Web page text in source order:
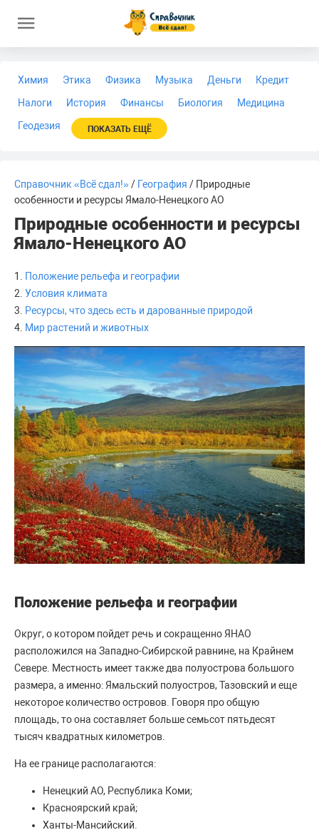
Химия Этика Физика Музыка Деньги
Кредит
Налоги
История Финансы Биология
Медицина
Геодезия
ПОКАЗАТЬ ЕЩЁ
Справочник «Всё сдал!»/ География / Природные
особенности и ресурсы Ямало-Ненецкого АО
Природные особенности и ресурсы
Ямало-Ненецкого АО
1.
Положение рельефа и географии
2. Условия климата
3.
Ресурсы, что здесь есть и дарованные природой
4. Мир растений и животных
Положение рельефа и географии
Округ, о котором пойдет речь и сокращенно ЯНАО
расположился на Западно-Сибирской равнине, на Крайнем
Севере. Местность имеет также два полуострова большого
размера, а именно: Ямальский полуостров, Тазовский и еще
некоторое количество островов. Говоря про общую
площадь, то она составляет больше семьсот пятьдесят
тысяч квадратных километров.
На ее границе располагаются:
Ненецкий АО, Республика Коми;
Красноярский край;
Ханты-Мансийский.